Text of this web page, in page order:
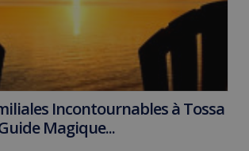
Incontournables à Tossa
Magique...